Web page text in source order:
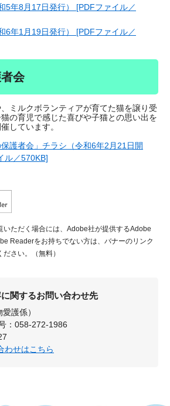
5年8月17日発行） [PDFファイル／
6年1月19日発行） [PDFファイル／
会
ミルクボランティアが育てた猫を譲り受
の育児で感じた喜びや子猫との思い出を
しています。
保護者会」チラシ（令和6年2月21日開
ル／570KB]
いただく場合には、Adobe社が提供するAdobe
Readerをお持ちでない方は、バナーのリンク
さい。（無料）
関するお問い合わせ先
愛護係）
：058-272-1986
わせはこちら